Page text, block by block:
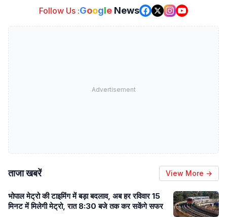
Follow Us :Google News
Advertisement
ताजा खबरें View More →
भोपाल मेट्रो की टाइमिंग में बड़ा बदलाव, अब हर रविवार 15
मिनट में मिलेगी मेट्रो, रात 8:30 बजे तक कर सकेंगे सफर